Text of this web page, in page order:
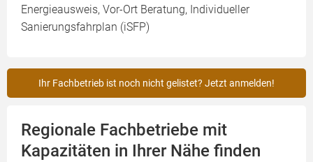
Energieausweis, Vor-Ort Beratung, Individueller
Sanierungsfahrplan (iSFP)
Ihr Fachbetrieb ist noch nicht gelistet? Jetzt anmelden!
Regionale Fachbetriebe mit
Kapazitäten in Ihrer Nähe finden